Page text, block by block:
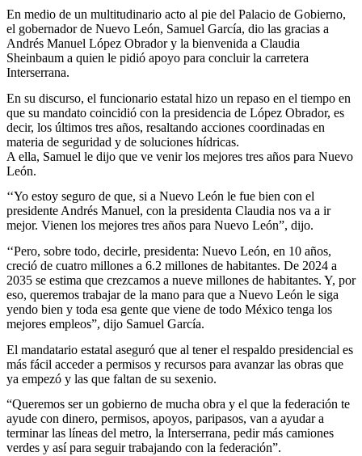
En medio de un multitudinario acto al pie del Palacio de Gobierno,
el gobernador de Nuevo León, Samuel García, dio las gracias a
Andrés Manuel López Obrador y la bienvenida a Claudia
Sheinbaum a quien le pidió apoyo para concluir la carretera
Interserrana.
En su discurso, el funcionario estatal hizo un repaso en el tiempo en
que su mandato coincidió con la presidencia de López Obrador, es
decir, los últimos tres años, resaltando acciones coordinadas en
materia de seguridad y de soluciones hídricas.
A ella, Samuel le dijo que ve venir los mejores tres años para Nuevo
León.
‘‘Yo estoy seguro de que, si a Nuevo León le fue bien con el
presidente Andrés Manuel, con la presidenta Claudia nos va a ir
mejor. Vienen los mejores tres años para Nuevo León”, dijo.
‘‘Pero, sobre todo, decirle, presidenta: Nuevo León, en 10 años,
creció de cuatro millones a 6.2 millones de habitantes. De 2024 a
2035 se estima que crezcamos a nueve millones de habitantes. Y, por
eso, queremos trabajar de la mano para que a Nuevo León le siga
yendo bien y toda esa gente que viene de todo México tenga los
mejores empleos”, dijo Samuel García.
El mandatario estatal aseguró que al tener el respaldo presidencial es
más fácil acceder a permisos y recursos para avanzar las obras que
ya empezó y las que faltan de su sexenio.
“Queremos ser un gobierno de mucha obra y el que la federación te
ayude con dinero, permisos, apoyos, paripasos, van a ayudar a
terminar las líneas del metro, la Interserrana, pedir más camiones
verdes y así para seguir trabajando con la federación”.